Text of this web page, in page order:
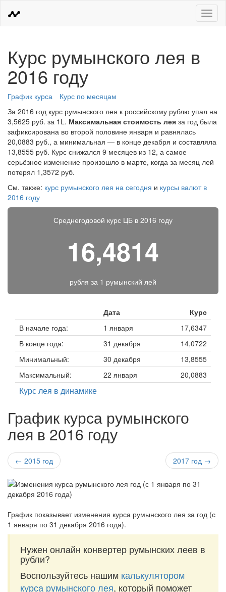
Меню
Курс румынского лея в
2016 году
График курса
Курс по месяцам
За 2016 год курс румынского лея к российскому рублю упал на
3,5625 руб. за 1L. Максимальная стоимость лея за год была
зафиксирована во второй половине января и равнялась
20,0883 руб., а минимальная — в конце декабря и составляла
13,8555 руб. Курс снижался 9 месяцев из 12, а самое
серьёзное изменение произошло в марте, когда за месяц лей
потерял 1,3572 руб.
См. также: курс румынского лея на сегодня и курсы валют в
2016 году
Среднегодовой курс ЦБ в 2016 году
16,4814
рубля за 1 румынский лей
Дата
Курс
В начале года:
1 января
17,6347
В конце года:
31 декабря
14,0722
Минимальный:
30 декабря
13,8555
Максимальный:
22 января 20,0883
Курс лея в динамике
График курса румынского
лея в 2016 году
← 2015 год 2017 год →
График показывает изменения курса румынского лея за год (с
1 января по 31 декабря 2016 года).
Нужен онлайн конвертер румынских леев в
рубли?
Воспользуйтесь нашим калькулятором
курса румынского лея, который поможет